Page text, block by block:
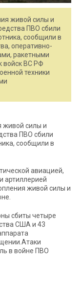
живой силы и
ПВО сбили
сообщили в
оперативно-
ракетными
войск ВС РФ
техники
живой силы и
ПВО сбили
сообщили в
авиацией,
артиллерией
живой силы и
сбиты четыре
США и 43
в войне ПВО